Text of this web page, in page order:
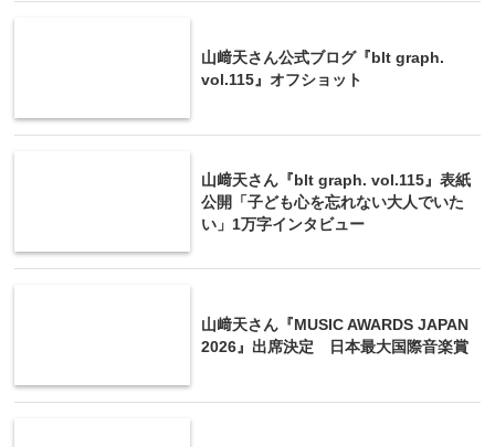
山﨑天さん公式ブログ『blt graph.
vol.115』オフショット
山﨑天さん『blt graph. vol.115』表紙
公開「子ども心を忘れない大人でいた
い」1万字インタビュー
山﨑天さん『MUSIC AWARDS JAPAN
2026』出席決定 日本最大国際音楽賞